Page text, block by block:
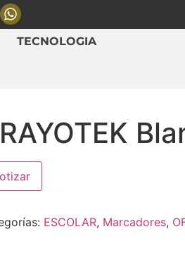
TECNOLOGIA
ESCOLAR, Marcadores,